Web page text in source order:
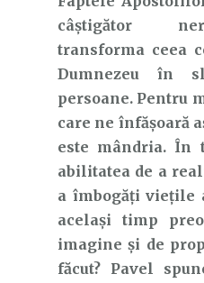
câștigător
transforma ceea
Dumnezeu în
persoane. Pentru
care ne înfășoară
este mândria. În
abilitatea de a
a îmbogăți viețile
același timp
imagine și de
făcut? Pavel